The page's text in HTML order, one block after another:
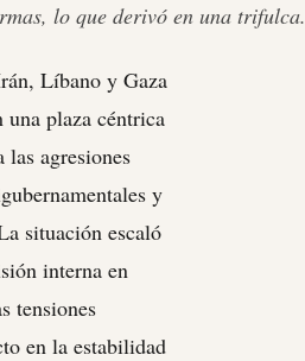
lo que derivó en una trifulca.
Líbano y Gaza
una plaza céntrica
agresiones
y
situación escaló
interna en
tensiones
en la estabilidad